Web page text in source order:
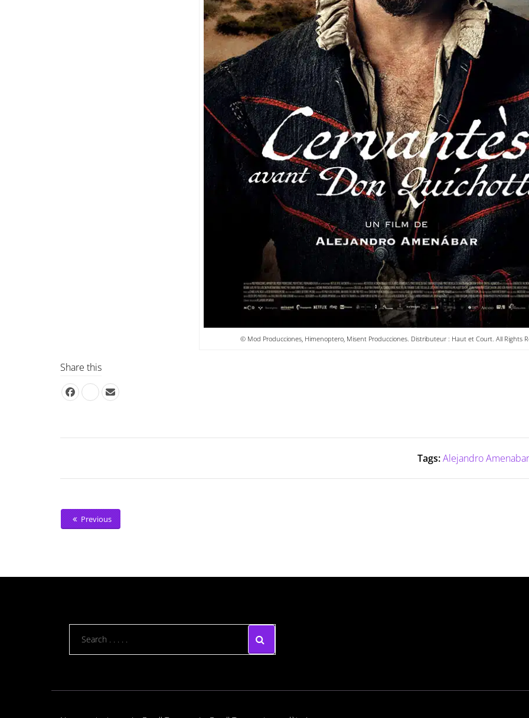
© Mod Producciones, Himenoptero, Misent Producciones. Distributeur : Haut et Court. All Rights
Share this
Tags:Alejandro Amenabar
Previous